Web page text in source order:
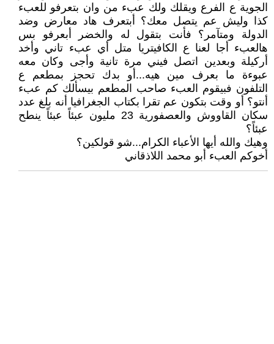
الجوية ع الفرع ويقلك ولك عبء من وان بتعرفو للعبء
كذا وليش عم يتصل معك؟ أبتعرف هاد معارض وضد
الدولة ومتآمر؟ فأنت بتقول له والخضر أبعرفو بس
هالعبء أجا لعنا ع الكافيتريا متل أي عبء تاني وأخد
أركيلة وبعدين اتصل فيني مرة تانية وأجى وكان معه
عبوءة ما بعرف مين هيه...أو بدك تحجز بمطعم ع
التلفون فبيقوم العبء صاحب المطعم بيسألك كم عبء
أنتو؟ أو وقت بتكون عم تقرا بكتاب الجغرافيا أنه بلغ عدد
سكان القاووش والعصفورية 23 مليون عبئاً عبئاً ينطح
عبئاً؟
وهيك والله أيها الأعباء الكرام...شو قولكين؟
أخوكم العبء أبو محمد اللاذقاني